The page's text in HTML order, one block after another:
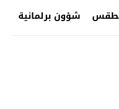
شؤون برلمانية